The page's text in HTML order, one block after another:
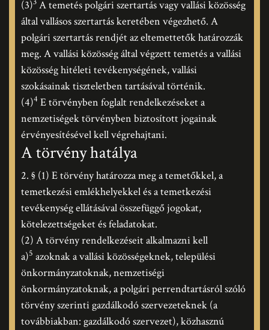
(3) A temetés polgári szertartás vagy vallási közösség
által vallásos szertartás keretében végezhető. A
polgári szertartás rendjét az eltemettetők határozzák
meg. A vallási közösség által végzett temetés a vallási
közösség hitéleti tevékenységének, vallási
szokásainak tiszteletben tartásával történik.
(4)4 E törvényben foglalt rendelkezéseket a
nemzetiségek törvényben biztosított jogainak
érvényesítésével kell végrehajtani.
A törvény hatálya
2. § (1) E törvény határozza meg a temetőkkel, a
temetkezési emlékhelyekkel és a temetkezési
tevékenység ellátásával összefüggő jogokat,
kötelezettségeket és feladatokat.
(2) A törvény rendelkezéseit alkalmazni kell
a)5 azoknak a vallási közösségeknek, települési
önkormányzatoknak, nemzetiségi
önkormányzatoknak, a polgári perrendtartásról szóló
törvény szerinti gazdálkodó szervezeteknek (a
továbbiakban: gazdálkodó szervezet), közhasznú